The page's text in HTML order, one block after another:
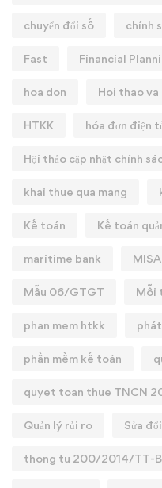
chuyển đổi số chính
Fast Financial
hoa don Hoi thao
HTKK hóa đơn điện
Hội thảo cập nhật chính
khai thue qua mang
Kế toán Kế toán
maritime bank
Mẫu 06/GTGT Mỗi
phan mem htkk
phần mềm kế toán
quyet toan thue TNCN
Quản lý rủi ro Sửa đổi
thong tu 200/2014/TT-